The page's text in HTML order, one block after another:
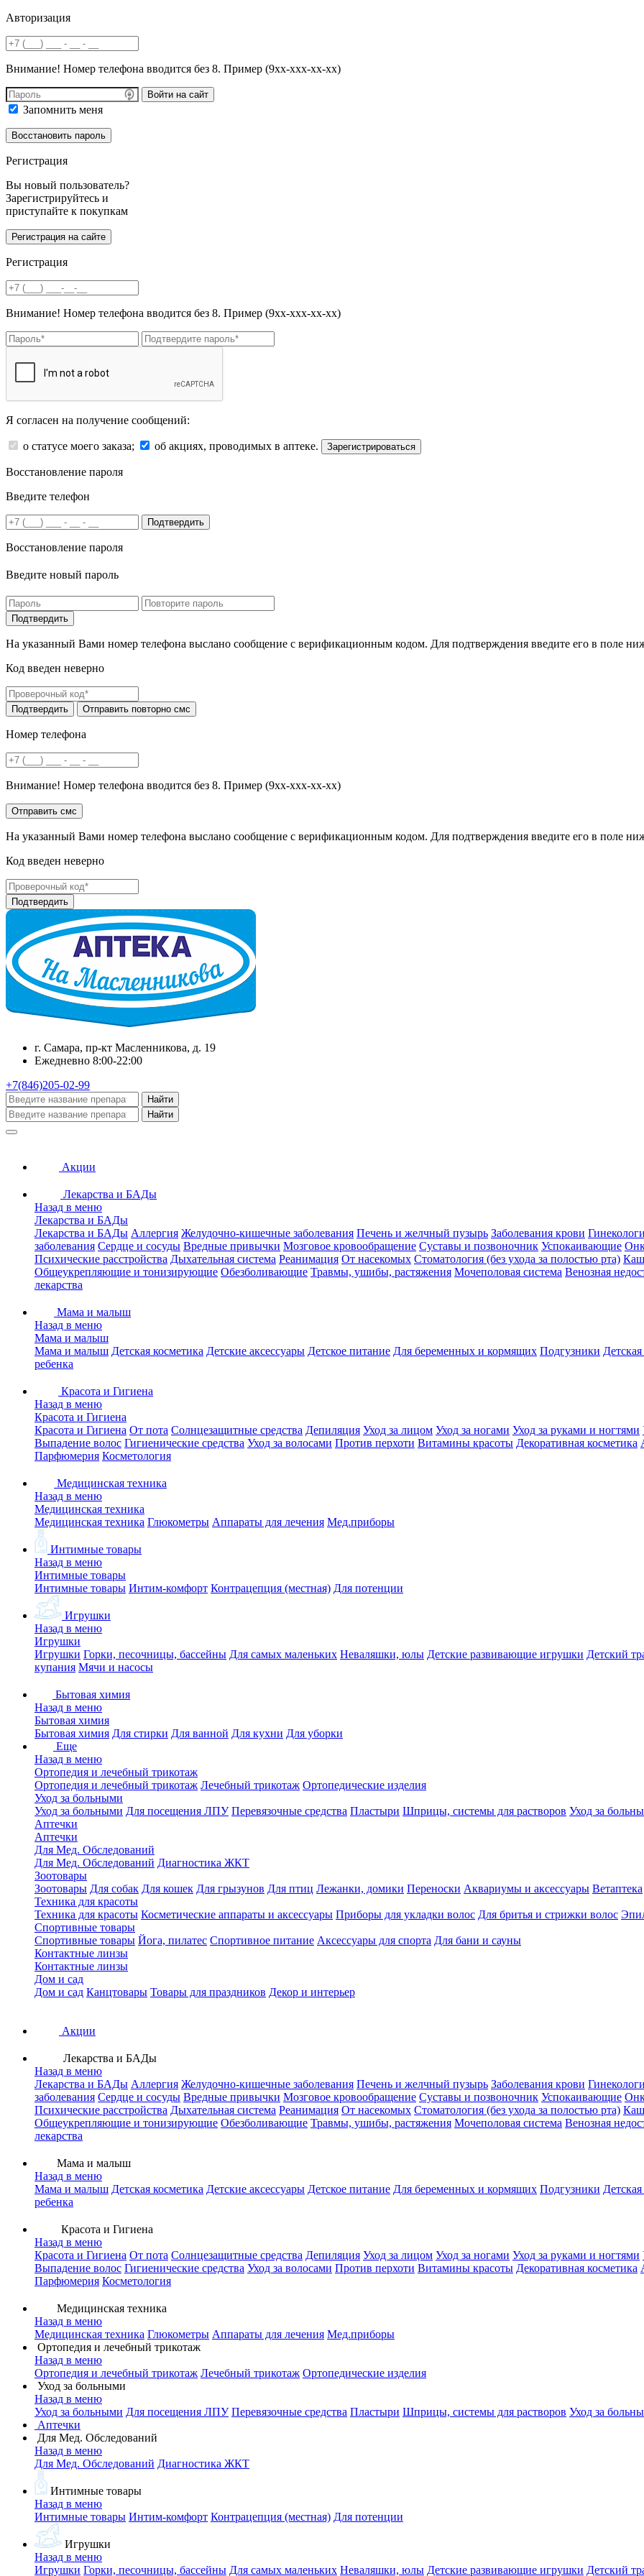
Авторизация
Внимание! Номер телефона вводится без 8. Пример (9хх-ххх-хх-хх)
Войти на сайт
Запомнить меня
Регистрация
Вы новый пользователь?
Зарегистрируйтесь и
приступайте к покупкам
Регистрация
Внимание! Номер телефона вводится без 8. Пример (9хх-ххх-хх-хх)
Я согласен на получение сообщений:
о статусе моего заказа; об акциях, проводимых в аптеке. Зарегистрироваться
Восстановление пароля
Введите телефон
Подтвердить
Восстановление пароля
Введите новый пароль
На указанный Вами номер телефона выслано сообщение с верификационным кодом. Для подтверждения введите его в поле
Код введен неверно
Номер телефона
Внимание! Номер телефона вводится без 8. Пример (9хх-ххх-хх-хх)
На указанный Вами номер телефона выслано сообщение с верификационным кодом. Для подтверждения введите его в поле
Код введен неверно
г. Самара, пр-кт Масленникова, д. 19
Ежедневно 8:00-22:00
+7(846)205-02-99
Найти
Найти
Акции
Лекарства и БАДы
Назад в меню
Лекарства и БАДы
Лекарства и БАДы Аллергия Желудочно-кишечные заболевания Печень и желчный пузырь Заболевания крови
заболевания Сердце и сосуды Вредные привычки Мозговое кровообращение Суставы и позвоночник Успокаивающие
Психические расстройства Дыхательная система Реанимация От насекомых Стоматология (без ухода за полостью рта)
Общеукрепляющие и тонизирующие Обезболивающие Травмы, ушибы, растяжения Мочеполовая система Венозная
лекарства
Мама и малыш
Назад в меню
Мама и малыш
Мама и малыш Детская косметика Детские аксессуары Детское питание Для беременных и кормящих Подгузники
ребенка
Красота и Гигиена
Назад в меню
Красота и Гигиена
Красота и Гигиена От пота Солнцезащитные средства Депиляция Уход за лицом Уход за ногами Уход за руками и ногтями
Выпадение волос Гигиенические средства Уход за волосами Против перхоти Витамины красоты Декоративная косметика
Парфюмерия Косметология
Медицинская техника
Назад в меню
Медицинская техника
Медицинская техника Глюкометры Аппараты для лечения Мед.приборы
Интимные товары
Назад в меню
Интимные товары
Интимные товары Интим-комфорт Контрацепция (местная) Для потенции
Игрушки
Назад в меню
Игрушки
Игрушки Горки, песочницы, бассейны Для самых маленьких Неваляшки, юлы Детские развивающие игрушки Детский
купания Мячи и насосы
Бытовая химия
Назад в меню
Бытовая химия
Бытовая химия Для стирки Для ванной Для кухни Для уборки
Еще
Назад в меню
Ортопедия и лечебный трикотаж
Ортопедия и лечебный трикотаж Лечебный трикотаж Ортопедические изделия
Уход за больными
Уход за больными Для посещения ЛПУ Перевязочные средства Пластыри Шприцы, системы для растворов Уход за
Аптечки
Аптечки
Для Мед. Обследований
Для Мед. Обследований Диагностика ЖКТ
Зоотовары
Зоотовары Для собак Для кошек Для грызунов Для птиц Лежанки, домики Переноски Аквариумы и аксессуары Ветаптека
Техника для красоты
Техника для красоты Косметические аппараты и аксессуары Приборы для укладки волос Для бритья и стрижки волос
Спортивные товары
Спортивные товары Йога, пилатес Спортивное питание Аксессуары для спорта Для бани и сауны
Контактные линзы
Контактные линзы
Дом и сад
Дом и сад Канцтовары Товары для праздников Декор и интерьер
Акции
Лекарства и БАДы
Назад в меню
Лекарства и БАДы Аллергия Желудочно-кишечные заболевания Печень и желчный пузырь Заболевания крови
заболевания Сердце и сосуды Вредные привычки Мозговое кровообращение Суставы и позвоночник Успокаивающие
Психические расстройства Дыхательная система Реанимация От насекомых Стоматология (без ухода за полостью рта)
Общеукрепляющие и тонизирующие Обезболивающие Травмы, ушибы, растяжения Мочеполовая система Венозная
лекарства
Мама и малыш
Назад в меню
Мама и малыш Детская косметика Детские аксессуары Детское питание Для беременных и кормящих Подгузники
ребенка
Красота и Гигиена
Назад в меню
Красота и Гигиена От пота Солнцезащитные средства Депиляция Уход за лицом Уход за ногами Уход за руками и ногтями
Выпадение волос Гигиенические средства Уход за волосами Против перхоти Витамины красоты Декоративная косметика
Парфюмерия Косметология
Медицинская техника
Назад в меню
Медицинская техника Глюкометры Аппараты для лечения Мед.приборы
Ортопедия и лечебный трикотаж
Назад в меню
Ортопедия и лечебный трикотаж Лечебный трикотаж Ортопедические изделия
Уход за больными
Назад в меню
Уход за больными Для посещения ЛПУ Перевязочные средства Пластыри Шприцы, системы для растворов Уход за
Аптечки
Для Мед. Обследований
Назад в меню
Для Мед. Обследований Диагностика ЖКТ
Интимные товары
Назад в меню
Интимные товары Интим-комфорт Контрацепция (местная) Для потенции
Игрушки
Назад в меню
Игрушки Горки, песочницы, бассейны Для самых маленьких Неваляшки, юлы Детские развивающие игрушки Детский